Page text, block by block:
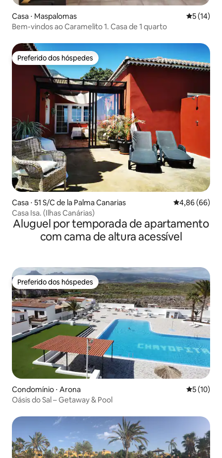
Casa ⋅ Maspalomas 5 de uma
5 (14)
Bem-vindos ao Caramelito 1. Casa de 1 quarto
Preferido dos hóspedes
Preferido dos hóspedes
Casa ⋅ 51 S/C de la Palma Canarias 4,86 de uma
4,86 (66)
Casa Isa. (Ilhas Canárias)
Aluguel por temporada de apartamento
com cama de altura acessível
Preferido dos hóspedes
Preferido dos hóspedes
Condomínio ⋅ Arona 5 de uma
5 (10)
Oásis do Sal – Getaway & Pool